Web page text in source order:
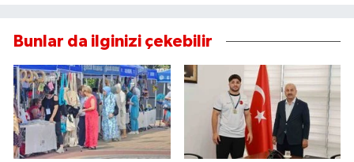
Bunlar da ilginizi çekebilir